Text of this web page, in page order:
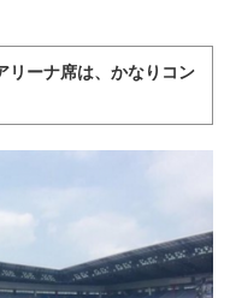
リーナ席は、かなりコン